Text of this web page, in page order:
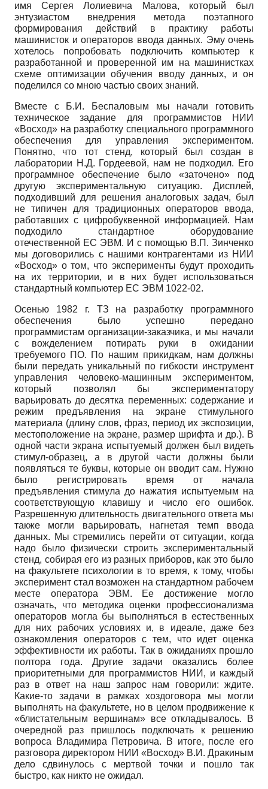
имя Сергея Лолиевича Малова, который был
энтузиастом внедрения метода поэтапного
формирования действий в практику работы
машинисток и операторов ввода данных. Эму очень
хотелось попробовать подключить компьютер к
разработанной и проверенной им на машинистках
схеме оптимизации обучения вводу данных, и он
поделился со мною частью своих знаний.
Вместе с Б.И. Беспаловым мы начали готовить
техническое задание для программистов НИИ
«Восход» на разработку специального программного
обеспечения для управления экспериментом.
Понятно, что тот стенд, который был создан в
лаборатории Н.Д. Гордеевой, нам не подходил. Его
программное обеспечение было «заточено» под
другую экспериментальную ситуацию. Дисплей,
подходивший для решения аналоговых задач, был
не типичен для традиционных операторов ввода,
работавших с циф­робуквенной информацией. Нам
подходило стандартное оборудование
отечественной ЕС ЭВМ. И с помощью В.П. Зинченко
мы договорились с нашими контрагентами из НИИ
«Восход» о том, что эксперименты будут проходить
на их территории, и в них будет использоваться
стандартный компьютер ЕС ЭВМ 1022-02.
Осенью 1982 г. ТЗ на разработку программного
обеспечения было успешно передано
программистам организации-заказчика, и мы начали
с вожделением потирать руки в ожидании
требуемого ПО. По нашим прикидкам, нам должны
были передать уникальный по гибкости инструмент
управления человеко-машинным экспериментом,
который позволял бы экспериментатору
варьировать до десятка переменных: содержание и
режим предъявления на экране стимульного
материала (длину слов, фраз, период их экспозиции,
местоположение на экране, размер шрифта и др.). В
одной части экрана испытуемый должен был видеть
стимул-образец, а в другой части должны были
появляться те буквы, которые он вводит сам. Нужно
было регистрировать время от начала
предъявления стимула до нажатия испытуемым на
соответствующую клавишу и число его ошибок.
Разрешенную длительность двигательного ответа мы
также могли варьировать, нагнетая темп ввода
данных. Мы стремились перейти от ситуации, когда
надо было физически строить экспериментальный
стенд, собирая его из разных приборов, как это было
на факультете психологии в то время, к тому, чтобы
эксперимент стал возможен на стандартном рабочем
месте оператора ЭВМ. Ее достижение могло
означать, что методика оценки профессионализма
операторов могла бы выполняться в естественных
для них рабочих условиях и, в идеале, даже без
ознакомления операторов с тем, что идет оценка
эффективности их работы. Так в ожиданиях прошло
полтора года. Другие задачи оказались более
приоритетными для программистов НИИ, и каждый
раз в ответ на наш запрос нам говорили: ждите.
Какие-то задачи в рамках хоздоговора мы могли
выполнять на факультете, но в целом продвижение к
«блистательным вершинам» все откладывалось. В
очередной раз пришлось подключать к решению
вопроса Владимира Петровича. В итоге, после его
разговора директором НИИ «Восход» В.И. Дракиным
дело сдвинулось с мертвой точки и пошло так
быстро, как никто не ожидал.